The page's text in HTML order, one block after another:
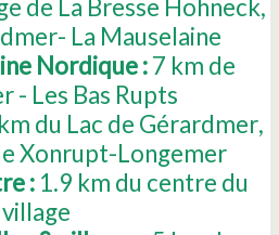
de La Bresse Hohneck
La Mauselaine
Nordique :7 km de
- Les Bas Rupts
km du Lac de Gérardmer
Xonrupt-Longemer
: 1.9 km du centre du
village